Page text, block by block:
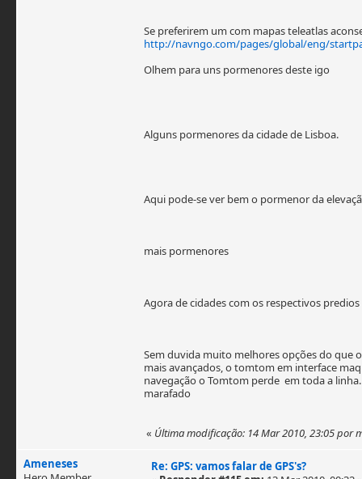
Se preferirem um com mapas teleatlas
http://navngo.com/pages/global/eng/
Olhem para uns pormenores deste igo
Alguns pormenores da cidade de Lisboa.
Aqui pode-se ver bem o pormenor da
mais pormenores
Agora de cidades com os respectivos
Sem duvida muito melhores opções do que
mais avançados, o tomtom em interface
navegação o Tomtom perde em toda a linha.
marafado
« Última modificação: 14 Mar 2010, 23:05 por
Ameneses
Re: GPS: vamos falar de GPS's?